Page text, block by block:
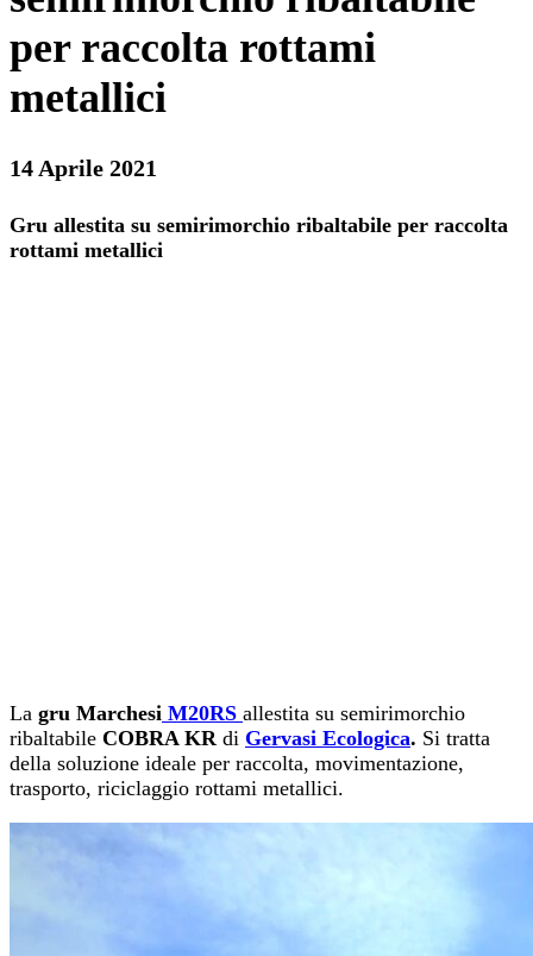
per raccolta rottami
metallici
14 Aprile 2021
Gru allestita su semirimorchio ribaltabile per raccolta
rottami metallici
La gru Marchesi M20RS allestita su semirimorchio
ribaltabile COBRA KRdi Gervasi Ecologica. Si tratta
della soluzione ideale per raccolta, movimentazione,
trasporto, riciclaggio rottami metallici.